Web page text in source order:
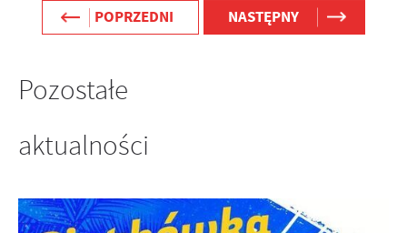
POPRZEDNI
NASTĘPNY
Pozostałe
aktualności